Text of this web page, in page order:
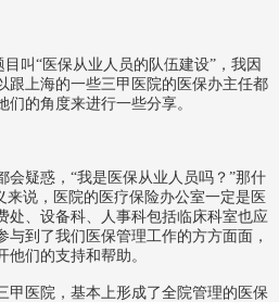
叫“医保从业人员的队伍建设”，我因
跟上海的一些三甲医院的医保办主任都
的角度来进行一些分享。
疑惑，“我是医保从业人员吗？”那什
来说，医院的医疗保险办公室一定是医
处、设备科、人事科包括临床科室也应
到了我们医保管理工作的方方面面，
们的支持和帮助。
医院，基本上形成了全院管理的医保